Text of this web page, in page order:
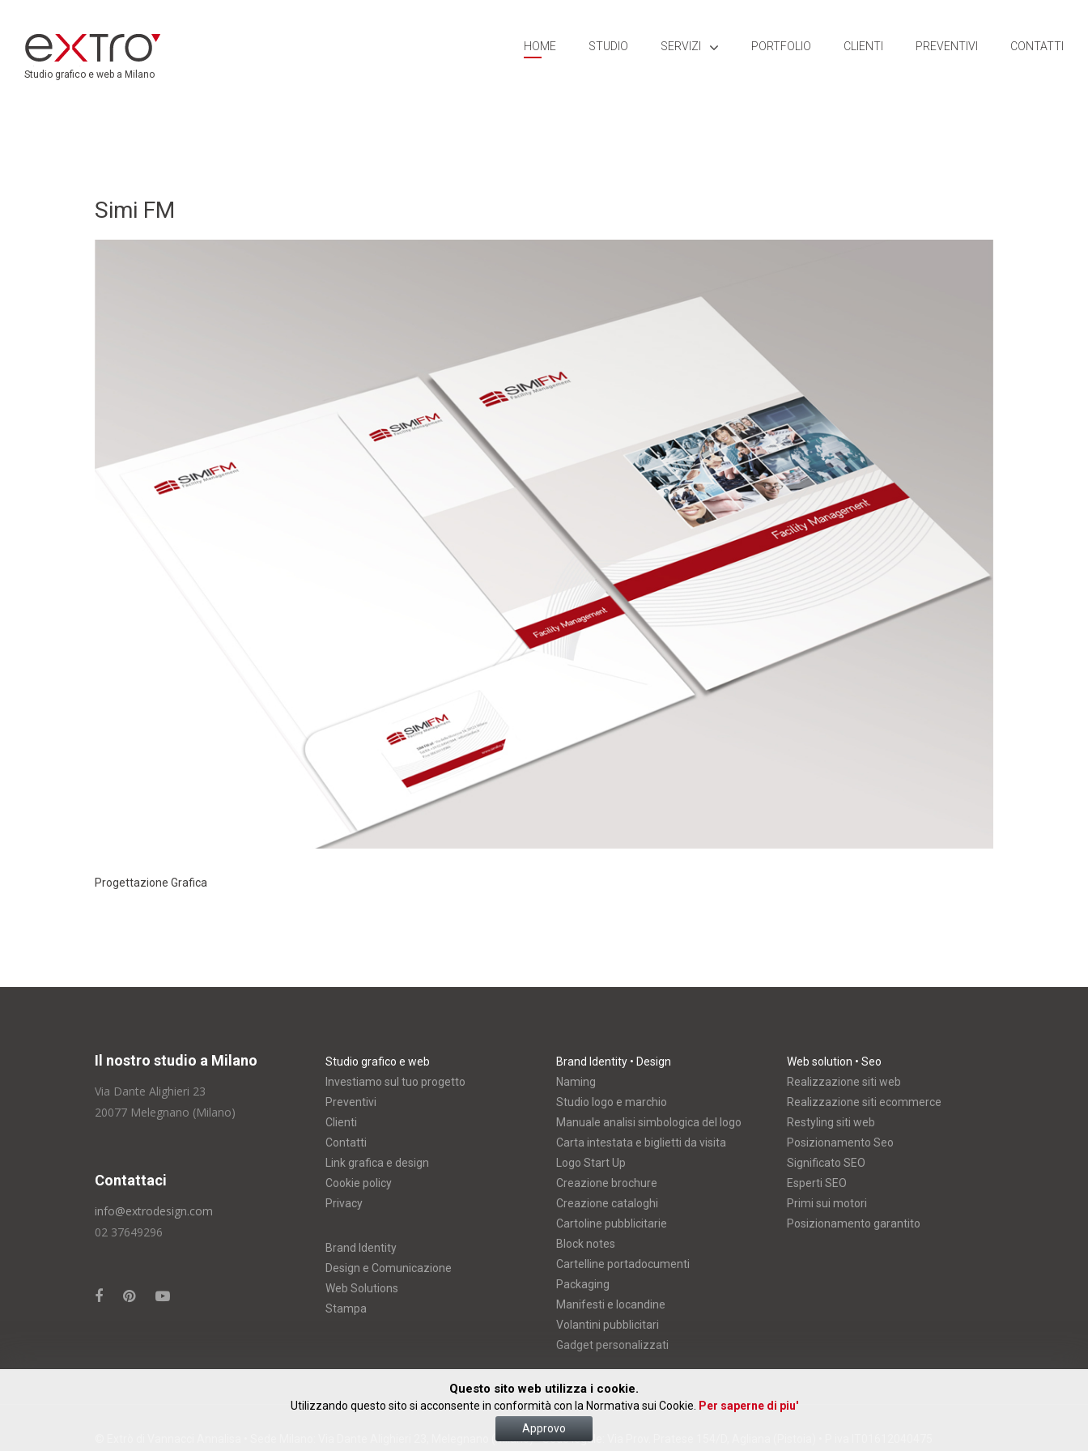
Studio grafico e web a Milano
HOME STUDIO SERVIZI PORTFOLIO CLIENTI PREVENTIVI CONTATTI
Simi FM
Progettazione Grafica
Il nostro studio a Milano
Via Dante Alighieri 23
20077 Melegnano (Milano)
Contattaci
info@extrodesign.com
02 37649296
Studio grafico e web
Investiamo sul tuo progetto
Preventivi
Clienti
Contatti
Link grafica e design
Cookie policy
Privacy
Brand Identity
Design e Comunicazione
Web Solutions
Stampa
Brand Identity • Design
Naming
Studio logo e marchio
Manuale analisi simbologica del logo
Carta intestata e biglietti da visita
Logo Start Up
Creazione brochure
Creazione cataloghi
Cartoline pubblicitarie
Block notes
Cartelline portadocumenti
Packaging
Manifesti e locandine
Volantini pubblicitari
Gadget personalizzati
Web solution • Seo
Realizzazione siti web
Realizzazione siti ecommerce
Restyling siti web
Posizionamento Seo
Significato SEO
Esperti SEO
Primi sui motori
Posizionamento garantito
© Extrò di Vannacci Annalisa • Sede Milano: Via Dante Alighieri 23, Melegnano (Milano) • Sede legale: Via Prov. Pratese 154/D, Agliana (Pistoia) • P iva IT01612040475
Questo sito web utilizza i cookie.
Utilizzando questo sito si acconsente in conformità con la Normativa sui Cookie.
Per saperne di piu'
Approvo